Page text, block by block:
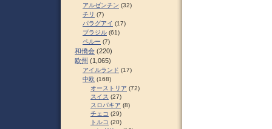
アルゼンチン (32)
チリ (7)
パラグアイ (17)
ブラジル (61)
ペルー (7)
和僑会 (220)
欧州 (1,065)
アイルランド (17)
中欧 (168)
オーストリア (72)
スイス (27)
スロパキア (8)
チェコ (29)
トルコ (20)